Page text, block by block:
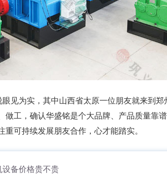
眼见为实，其中山西省太原一位朋友就来到
工，确认华盛铭是个大品牌、产品质量靠
可持续发展朋友合作，心才能踏实。
设备价格贵不贵